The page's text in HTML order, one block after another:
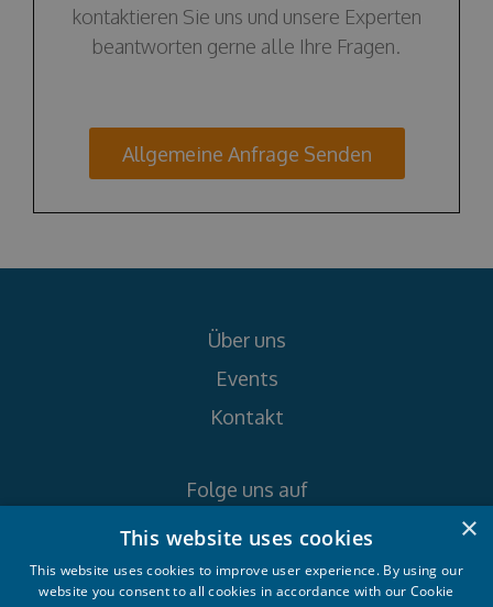
kontaktieren Sie uns und unsere Experten
beantworten gerne alle Ihre Fragen.
Allgemeine Anfrage Senden
Über uns
Events
Kontakt
Folge uns auf
×
This website uses cookies
This website uses cookies to improve user experience. By using our
website you consent to all cookies in accordance with our Cookie